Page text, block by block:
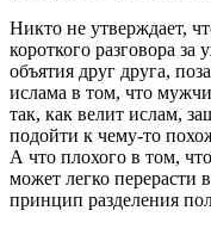
Никто не утверждает,
короткого разговора
объятия друг друга,
ислама в том, что
так, как велит ислам,
подойти к чему-то
А что плохого в том,
может легко перерасти
принцип разделения